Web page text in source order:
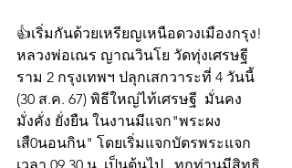
👍เริ่มกันด้วยเหรียญเหนือดวงเมืองกรุง!
หลวงพ่อเณร ญาณวินโย วัดทุ่งเศรษฐี
ราม 2 กรุงเทพฯ ปลุกเสกวาระที่ 4 วันนี้
(30 ส.ค. 67) พิธีใหญ่ไท้เศรษฐี  มั่นคง
มั่งคั่ง ยั่งยืน ในงานมีแจก"พระผง
เสื0นอนกิน" โดยเริ่มแจกบัตรพระแจก